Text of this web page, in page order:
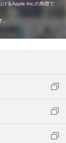
けるApple Inc.の商標で